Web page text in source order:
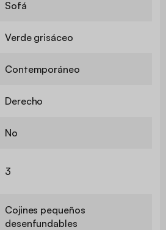
Sofá
Verde grisáceo
Contemporáneo
Derecho
No
3
Cojines pequeños
desenfundables